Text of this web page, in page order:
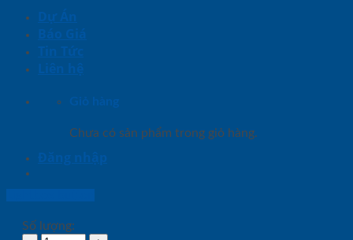
Dự Án
Báo Giá
Tin Tức
Liên hệ
Giỏ hàng
Chưa có sản phẩm trong giỏ hàng.
Đăng nhập
Số lượng: